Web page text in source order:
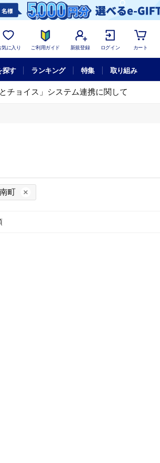
気に入り ご利用ガイド 新規登録 ログイン カート
探す ランキング 特集 取り組み
とチョイス」システム連携に関して
町